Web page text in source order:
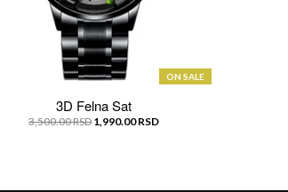
ON SALE
3D Felna Sat
3,500.00 RSD1,990.00 RSD